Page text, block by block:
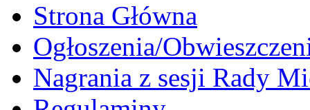
Strona Główna
Ogłoszenia/
Nagrania z sesji Rady